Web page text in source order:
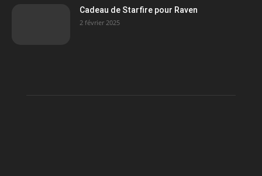
Cadeau de Starfire pour Raven
2 février 2025